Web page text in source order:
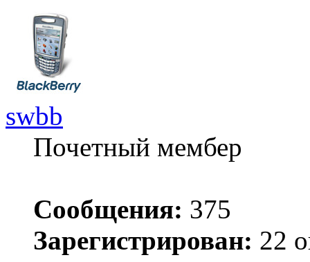
swbb
Почетный мембер
Сообщения: 375
Зарегистрирован: 22